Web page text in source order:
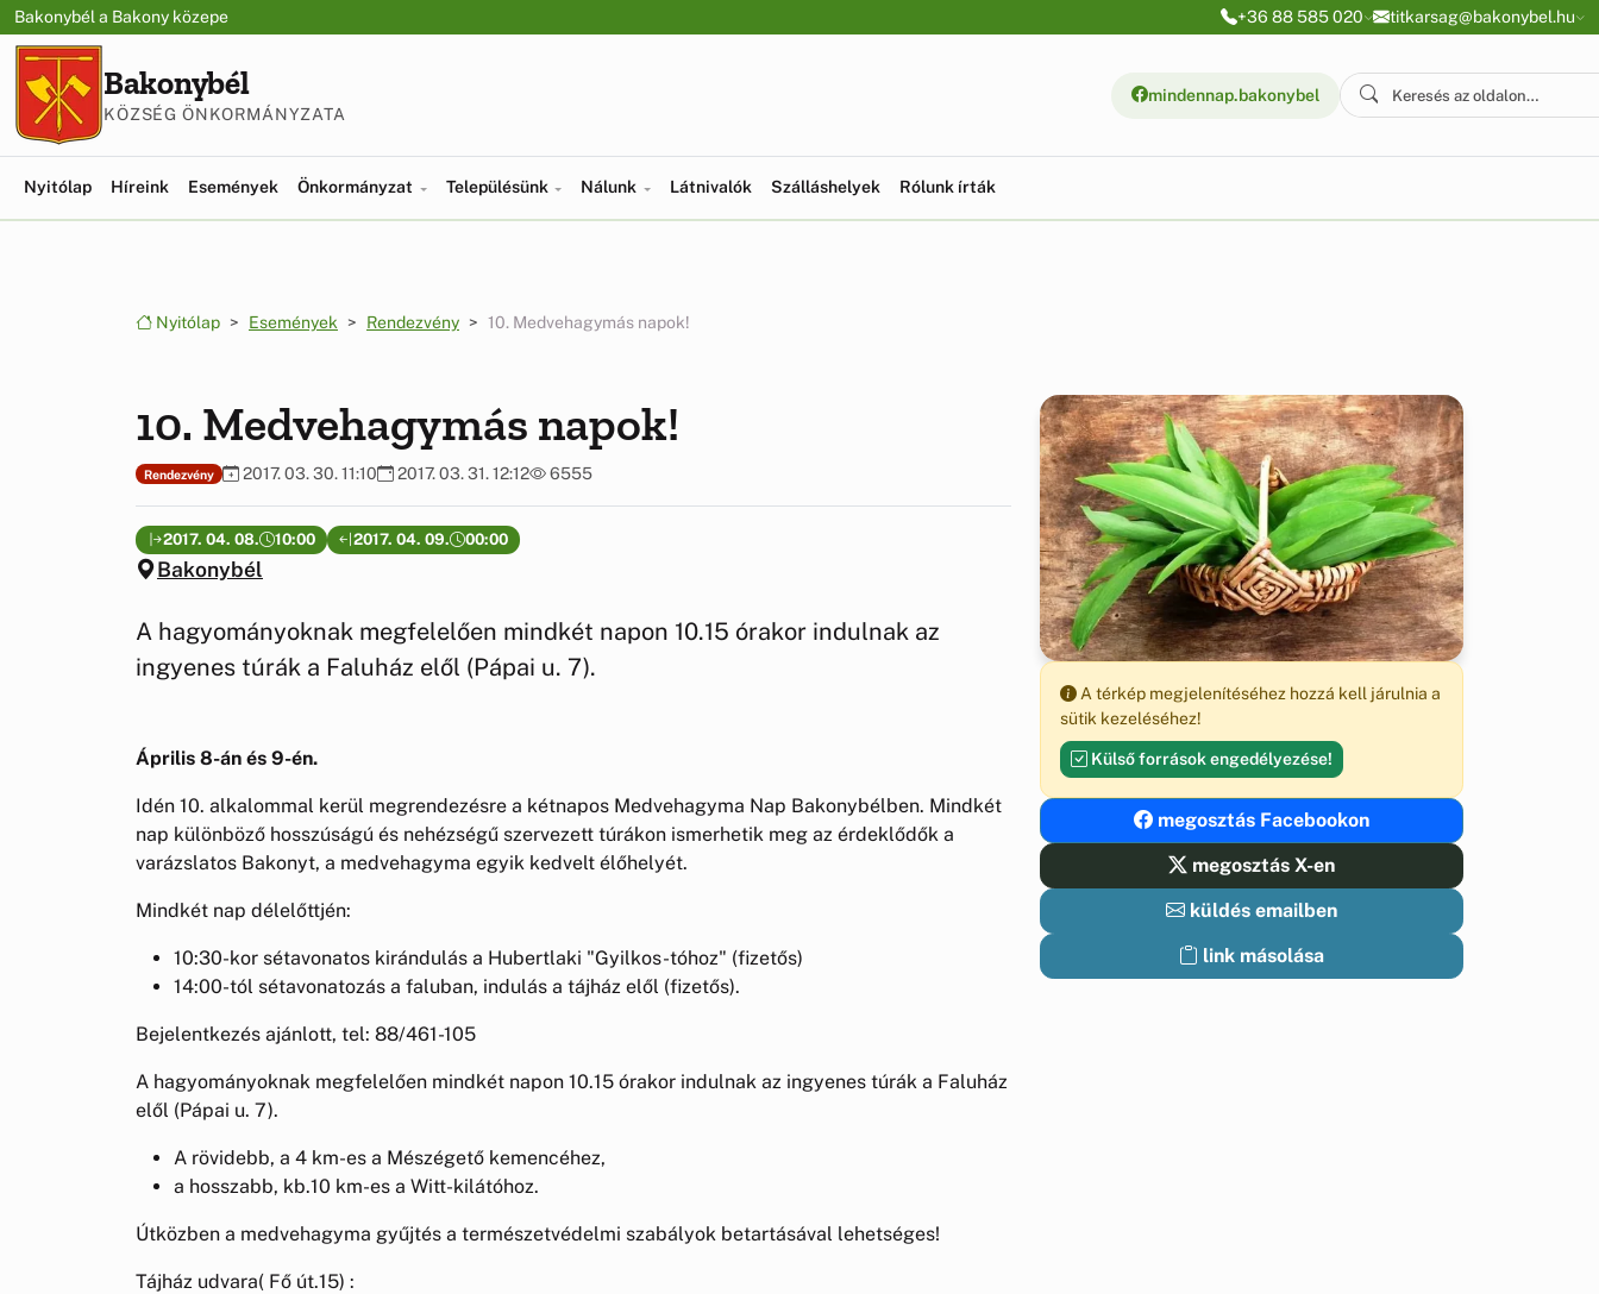
Ugrás a menüre
Ugrás a tartalomra
Bakonybél a Bakony közepe +36 88 585 020 titkarsag@bakonybel.hu
Bakonybél
KÖZSÉG ÖNKORMÁNYZATA
mindennap.bakonybel
Nyitólap Híreink Események Önkormányzat Településünk Nálunk Látnivalók Szálláshelyek Rólunk írták
Nyitólap Események Rendezvény 10. Medvehagymás napok!
10. Medvehagymás napok!
Rendezvény 2017. 03. 30. 11:10 2017. 03. 31. 12:12 6555
2017. 04. 08. 10:00 2017. 04. 09. 00:00
Bakonybél
A hagyományoknak megfelelően mindkét napon 10.15 órakor indulnak az
ingyenes túrák a Faluház elől (Pápai u. 7).
Április 8-án és 9-én.
Idén 10. alkalommal kerül megrendezésre a kétnapos Medvehagyma Nap Bakonybélben. Mindkét
nap különböző hosszúságú és nehézségű szervezett túrákon ismerhetik meg az érdeklődők a
varázslatos Bakonyt, a medvehagyma egyik kedvelt élőhelyét.
Mindkét nap délelőttjén:
10:30-kor sétavonatos kirándulás a Hubertlaki "Gyilkos-tóhoz" (fizetős)
14:00-tól sétavonatozás a faluban, indulás a tájház elől (fizetős).
Bejelentkezés ajánlott, tel: 88/461-105
A hagyományoknak megfelelően mindkét napon 10.15 órakor indulnak az ingyenes túrák a Faluház
elől (Pápai u. 7).
A rövidebb, a 4 km-es a Mészégető kemencéhez,
a hosszabb, kb.10 km-es a Witt-kilátóhoz.
Útközben a medvehagyma gyűjtés a természetvédelmi szabályok betartásával lehetséges!
Tájház udvara( Fő út.15) :
A térkép megjelenítéséhez hozzá kell járulnia a
sütik kezeléséhez!
Külső források engedélyezése!
megosztás Facebookon
megosztás X-en
küldés emailben
link másolása